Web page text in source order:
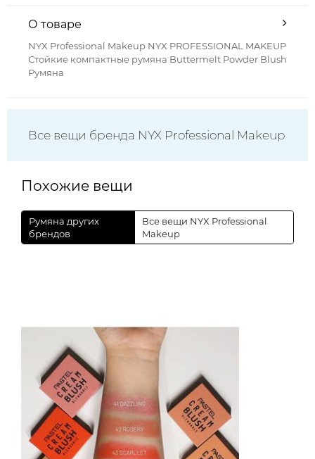
О товаре
NYX Professional Makeup NYX PROFESSIONAL MAKEUP
Стойкие компактные румяна Buttermelt Powder Blush
Румяна
Все вещи бренда NYX Professional Makeup
Похожие вещи
Румяна других
брендов
Все вещи NYX Professional
Makeup